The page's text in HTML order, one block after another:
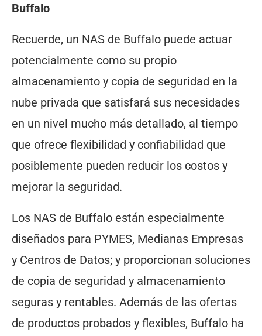
Buffalo
Recuerde, un NAS de Buffalo puede actuar
potencialmente como su propio
almacenamiento y copia de seguridad en la
nube privada que satisfará sus necesidades
en un nivel mucho más detallado, al tiempo
que ofrece flexibilidad y confiabilidad que
posiblemente pueden reducir los costos y
mejorar la seguridad.
Los NAS de Buffalo están especialmente
diseñados para PYMES, Medianas Empresas
y Centros de Datos; y proporcionan soluciones
de copia de seguridad y almacenamiento
seguras y rentables. Además de las ofertas
de productos probados y flexibles, Buffalo ha